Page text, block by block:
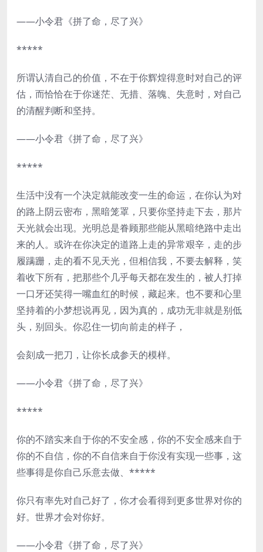
——小令君《拼了命，尽了兴》
*****
所谓认清自己的价值，不在于你辉煌得意时对自己的评
估，而恰恰在于你迷茫、无措、落魄、失意时，对自己
的清醒判断和坚持。
——小令君《拼了命，尽了兴》
*****
生活中没有一个决定就能改变一生的命运，在你认为对
的路上阴云密布，黑暗笼罩，只要你坚持走下去，那片
天光就会出现。光明总是眷顾那些能从黑暗绝路中走出
来的人。或许在你决定的道路上走的异常艰辛，走的步
履蹒跚，走的看不见天光，但相信我，不要去解释，笑
着收下所有，把那些个几乎每天都在发生的，被人打掉
一口牙还笑得一嘴血红的时候，藏起来。也不要和心里
坚持着的小梦想说再见，因为真的，成功无非就是别低
头，别回头。你忍住一切向前走的样子，
会刻成一把刀，让你长成参天的模样。
——小令君《拼了命，尽了兴》
*****
你的不踏实来自于你的不安全感，你的不安全感来自于
你的不自信，你的不自信来自于你没有实现一些事，这
些事得是你自己乐意去做、*****
你只有率先对自己好了，你才会看得到更多世界对你的
好。世界才会对你好。
——小令君《拼了命，尽了兴》